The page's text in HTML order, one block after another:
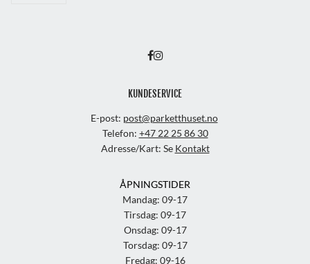
KUNDESERVICE
E-post: post@parketthuset.no
Telefon: +47 22 25 86 30
Adresse/Kart: Se Kontakt
ÅPNINGSTIDER
Mandag: 09-17
Tirsdag: 09-17
Onsdag: 09-17
Torsdag: 09-17
Fredag: 09-16